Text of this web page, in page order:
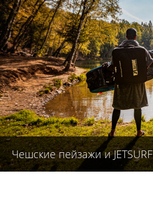
Чешские пейзажи и JETSURF